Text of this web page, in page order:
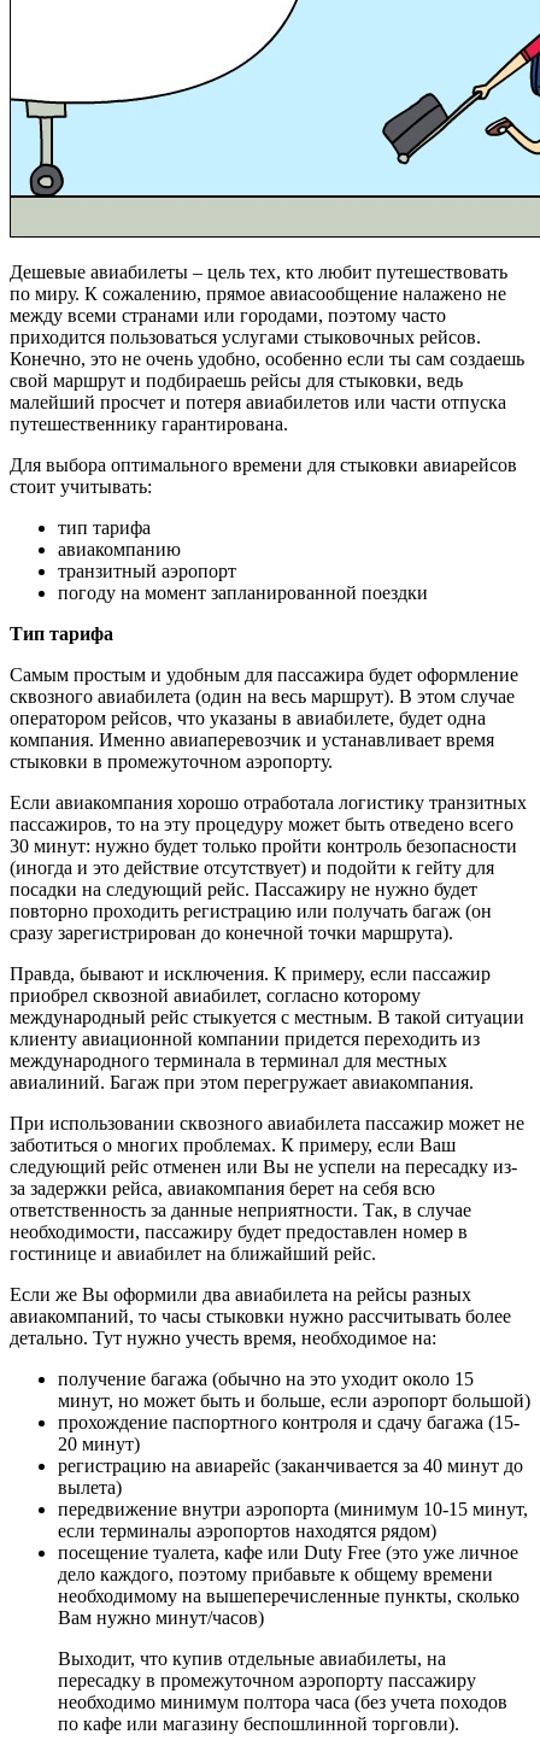
Дешевые авиабилеты – цель тех, кто любит путешествовать
по миру. К сожалению, прямое авиасообщение налажено не
между всеми странами или городами, поэтому часто
приходится пользоваться услугами стыковочных рейсов.
Конечно, это не очень удобно, особенно если ты сам создаешь
свой маршрут и подбираешь рейсы для стыковки, ведь
малейший просчет и потеря авиабилетов или части отпуска
путешественнику гарантирована.
Для выбора оптимального времени для стыковки авиарейсов
стоит учитывать:
тип тарифа
авиакомпанию
транзитный аэропорт
погоду на момент запланированной поездки
Тип тарифа
Самым простым и удобным для пассажира будет оформление
сквозного авиабилета (один на весь маршрут). В этом случае
оператором рейсов, что указаны в авиабилете, будет одна
компания. Именно авиаперевозчик и устанавливает время
стыковки в промежуточном аэропорту.
Если авиакомпания хорошо отработала логистику транзитных
пассажиров, то на эту процедуру может быть отведено всего
30 минут: нужно будет только пройти контроль безопасности
(иногда и это действие отсутствует) и подойти к гейту для
посадки на следующий рейс. Пассажиру не нужно будет
повторно проходить регистрацию или получать багаж (он
сразу зарегистрирован до конечной точки маршрута).
Правда, бывают и исключения. К примеру, если пассажир
приобрел сквозной авиабилет, согласно которому
международный рейс стыкуется с местным. В такой ситуации
клиенту авиационной компании придется переходить из
международного терминала в терминал для местных
авиалиний. Багаж при этом перегружает авиакомпания.
При использовании сквозного авиабилета пассажир может не
заботиться о многих проблемах. К примеру, если Ваш
следующий рейс отменен или Вы не успели на пересадку из-
за задержки рейса, авиакомпания берет на себя всю
ответственность за данные неприятности. Так, в случае
необходимости, пассажиру будет предоставлен номер в
гостинице и авиабилет на ближайший рейс.
Если же Вы оформили два авиабилета на рейсы разных
авиакомпаний, то часы стыковки нужно рассчитывать более
детально. Тут нужно учесть время, необходимое на:
получение багажа (обычно на это уходит около 15
минут, но может быть и больше, если аэропорт большой)
прохождение паспортного контроля и сдачу багажа (15-
20 минут)
регистрацию на авиарейс (заканчивается за 40 минут до
вылета)
передвижение внутри аэропорта (минимум 10-15 минут,
если терминалы аэропортов находятся рядом)
посещение туалета, кафе или Duty Free (это уже личное
дело каждого, поэтому прибавьте к общему времени
необходимому на вышеперечисленные пункты, сколько
Вам нужно минут/часов)
Выходит, что купив отдельные авиабилеты, на
пересадку в промежуточном аэропорту пассажиру
необходимо минимум полтора часа (без учета походов
по кафе или магазину беспошлинной торговли).